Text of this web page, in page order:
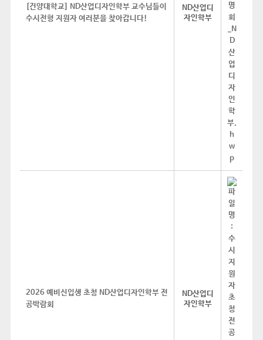
[건양대학교] ND산업디자인학부 교수님들이
수시전형 지원자 여러분을 찾아갑니다!
ND산업디
자인학부
2026 예비신입생 초청 ND산업디자인학부 전
공박람회
ND산업디
자인학부